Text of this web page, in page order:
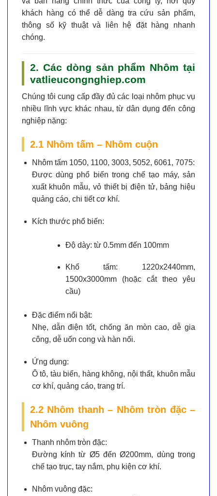
khách hàng có thể dễ dàng tra cứu sản phẩm,
thông số kỹ thuật và liên hệ đặt hàng nhanh
chóng.
2. Các dòng sản phẩm Nhôm tại
vatlieucongnghiep.com
Chúng tôi cung cấp đầy đủ các loại nhôm phục vụ
nhiều lĩnh vực khác nhau, từ dân dụng đến công
nghiệp nặng:
2.1 Nhôm tấm – Nhôm cuộn
Nhôm tấm 1050, 1100, 3003, 5052, 6061, 7075:
Được dùng phổ biến trong chế tạo máy, sản
xuất khuôn mẫu, vỏ thiết bị điện tử, bảng hiệu
quảng cáo, chi tiết cơ khí.
Kích thước phổ biến:
Độ dày: từ 0.5mm đến 100mm
Khổ tấm: 1220x2440mm,
1500x3000mm (hoặc cắt theo yêu
cầu)
Đặc điểm nổi bật:
Nhẹ, dẫn điện tốt, chống ăn mòn cao, dễ gia
công, dễ uốn cong và hàn nối.
Ứng dụng:
Ô tô, tàu biển, hàng không, nội thất, khuôn mẫu
cơ khí, quảng cáo, trang trí.
2.2 Nhôm thanh – Nhôm tròn đặc –
Nhôm vuông
Thanh nhôm tròn đặc:
Đường kính từ Ø5 đến Ø200mm, dùng trong
chế tạo trục, tay nắm, phụ kiện cơ khí.
Nhôm vuông đặc: